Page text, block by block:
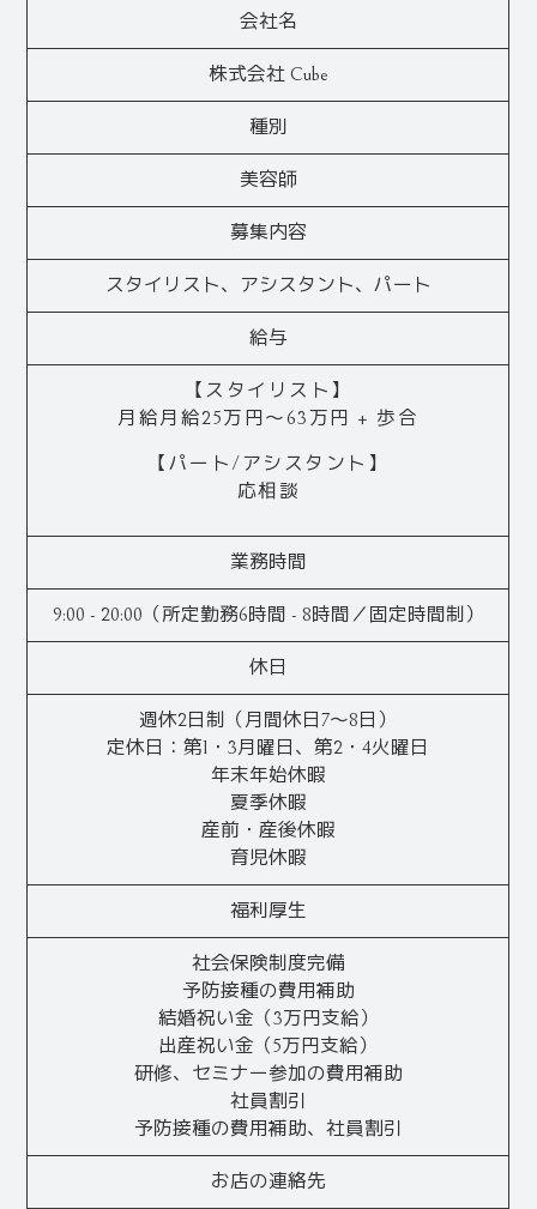
会社名
株式会社 Cube
種別
美容師
募集内容
スタイリスト、アシスタント、パート
給与
【スタイリスト】
月給月給25万円～63万円 + 歩合
【パート/アシスタント】
応相談
業務時間
9:00 - 20:00（所定勤務6時間 - 8時間／固定時間制）
休日
週休2日制（月間休日7～8日）
定休日：第1・3月曜日、第2・4火曜日
年末年始休暇
夏季休暇
産前・産後休暇
育児休暇
福利厚生
社会保険制度完備
予防接種の費用補助
結婚祝い金（3万円支給）
出産祝い金（5万円支給）
研修、セミナー参加の費用補助
社員割引
予防接種の費用補助、社員割引
お店の連絡先